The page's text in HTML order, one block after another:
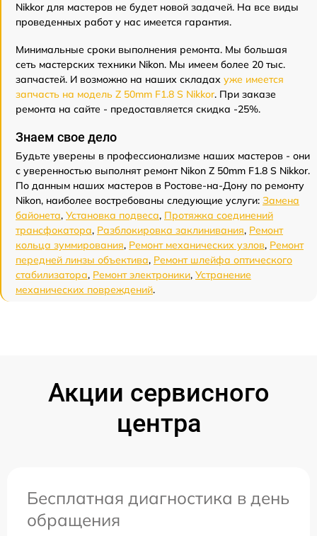
Nikkor для мастеров не будет новой задачей. На все виды
проведенных работ у нас имеется гарантия.
Минимальные сроки выполнения ремонта. Мы большая
сеть мастерских техники Nikon. Мы имеем более 20 тыс.
запчастей. И возможно на наших складах уже имеется
запчасть на модель Z 50mm F1.8 S Nikkor. При заказе
ремонта на сайте - предоставляется скидка -25%.
Знаем свое дело
Будьте уверены в профессионализме наших мастеров - они
с уверенностью выполнят ремонт Nikon Z 50mm F1.8 S Nikkor.
По данным наших мастеров в Ростове-на-Дону по ремонту
Nikon, наиболее востребованы следующие услуги: Замена
байонета, Установка подвеса, Протяжка соединений
трансфокатора, Разблокировка заклинивания, Ремонт
кольца зуммирования, Ремонт механических узлов, Ремонт
передней линзы объектива, Ремонт шлейфа оптического
стабилизатора, Ремонт электроники, Устранение
механических повреждений.
Акции сервисного
центра
Бесплатная диагностика в день
обращения